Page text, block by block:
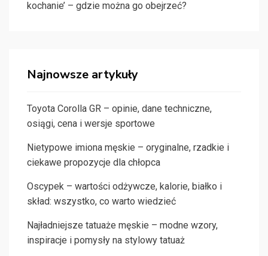
kochanie’ – gdzie można go obejrzeć?
Najnowsze artykuły
Toyota Corolla GR – opinie, dane techniczne,
osiągi, cena i wersje sportowe
Nietypowe imiona męskie – oryginalne, rzadkie i
ciekawe propozycje dla chłopca
Oscypek – wartości odżywcze, kalorie, białko i
skład: wszystko, co warto wiedzieć
Najładniejsze tatuaże męskie – modne wzory,
inspiracje i pomysły na stylowy tatuaż